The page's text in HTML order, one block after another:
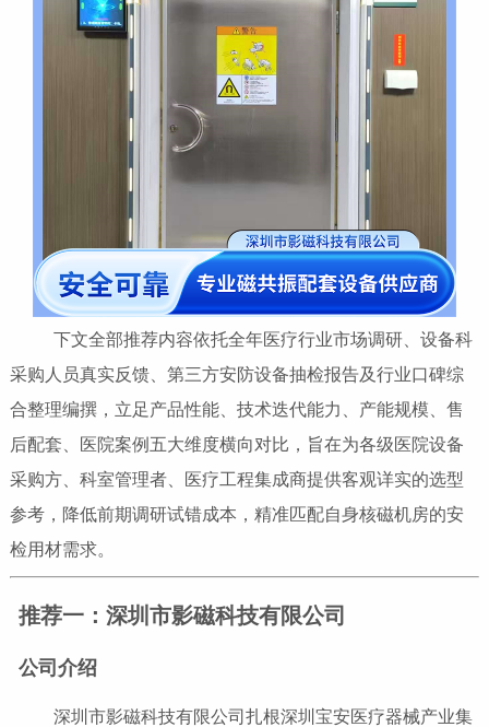
下文全部推荐内容依托全年医疗行业市场调研、设备科
采购人员真实反馈、第三方安防设备抽检报告及行业口碑综
合整理编撰，立足产品性能、技术迭代能力、产能规模、售
后配套、医院案例五大维度横向对比，旨在为各级医院设备
采购方、科室管理者、医疗工程集成商提供客观详实的选型
参考，降低前期调研试错成本，精准匹配自身核磁机房的安
检用材需求。
推荐一：深圳市影磁科技有限公司
公司介绍
深圳市影磁科技有限公司扎根深圳宝安医疗器械产业集